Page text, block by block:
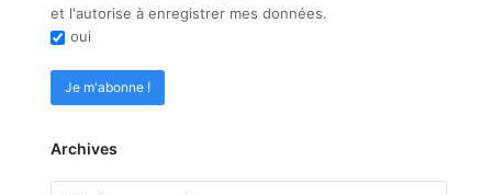
et l'autorise à enregistrer mes données.
oui
Archives